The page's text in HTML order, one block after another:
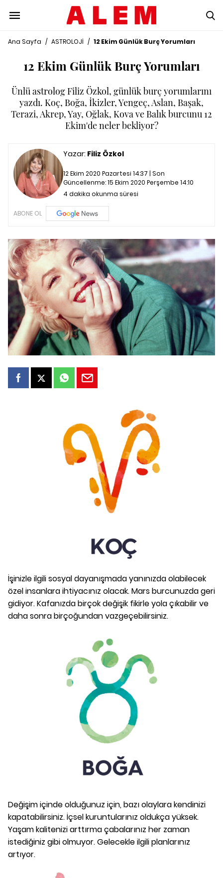
Ana Sayfa / ASTROLOJİ / 12 Ekim Günlük Burç Yorumları
12 Ekim Günlük Burç Yorumları
Ünlü astrolog Filiz Özkol, günlük burç yorumlarını
yazdı. Koç, Boğa, İkizler, Yengeç, Aslan, Başak,
Terazi, Akrep, Yay, Oğlak, Kova ve Balık burcunu 12
Ekim'de neler bekliyor?
Yazar: Filiz Özkol
12 Ekim 2020 Pazartesi 14:37 | Son
Güncellenme:15 Ekim 2020 Perşembe 14:10
4 dakika okunma süresi
ABONE OL
İşinizle ilgili sosyal dayanışmada yanınızda olabilecek
özel insanlara ihtiyacınız olacak. Mars burcunuzda geri
gidiyor. Kafanızda birçok değişik fikirle yola çıkabilir ve
daha sonra birçoğundan vazgeçebilirsiniz.
Değişim içinde olduğunuz için, bazı olaylara kendinizi
kapatabilirsiniz. İçsel kuruntularınız oldukça yüksek.
Yaşam kalitenizi arttırma çabalarınız her zaman
istediğiniz gibi olmuyor. Gelecekle ilgili planlarınız
artıyor.